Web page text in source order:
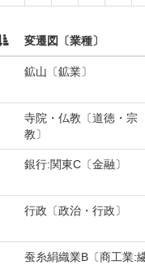
変遷図〔業種〕
鉱山〔鉱業〕
寺院・仏教〔道徳・宗
教〕
銀行:関東C〔金融〕
行政〔政治・行政〕
蚕糸絹織業B〔商工業: